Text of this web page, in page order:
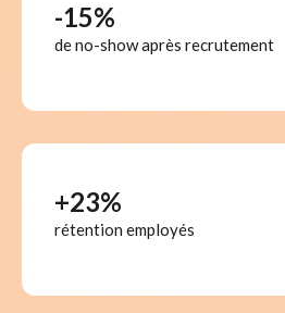
-15%
de no-show après recrutement
+23%
rétention employés